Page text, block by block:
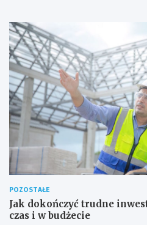
POZOSTAŁE
Jak dokończyć trudne
czas i w budżecie